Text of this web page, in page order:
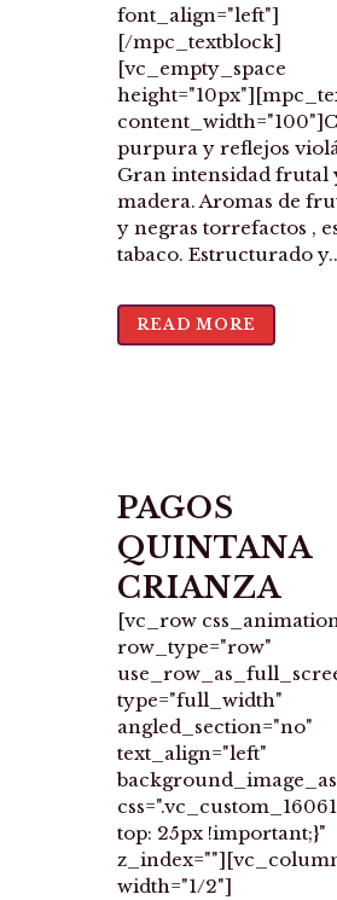
font_align="left"]
[/mpc_textblock]
[vc_empty_space
purpura y reflejos
Gran intensidad frutal
madera. Aromas de
y negras torrefactos ,
tabaco. Estructurado
READ MORE
PAGOS
QUINTANA
CRIANZA
[vc_row
row_type="row"
type="full_width"
angled_section="no"
text_align="left"
top: 25px !important;}"
width="1/2"]